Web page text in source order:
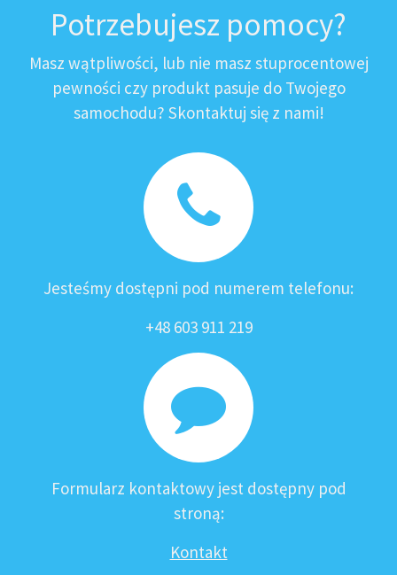
Potrzebujesz pomocy?
Masz wątpliwości, lub nie masz stuprocentowej
pewności czy produkt pasuje do Twojego
samochodu? Skontaktuj się z nami!
Jesteśmy dostępni pod numerem telefonu:
+48 603 911 219
Formularz kontaktowy jest dostępny pod
stroną:
Kontakt